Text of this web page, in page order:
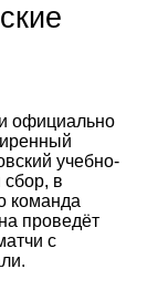
официально
учебно-
в
команда
проведёт
с